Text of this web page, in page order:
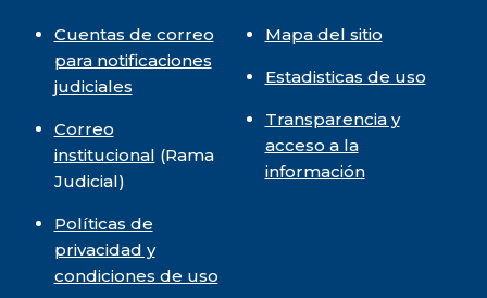
Cuentas de correo
para notificaciones
judiciales
Correo
institucional (Rama
Judicial)
Políticas de
privacidad y
condiciones de uso
Mapa del sitio
Estadisticas de uso
Transparencia y
acceso a la
información